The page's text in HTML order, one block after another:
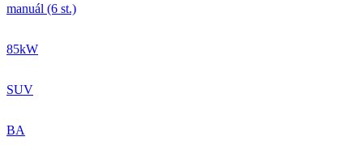
manuál (6 st.)
85kW
SUV
BA